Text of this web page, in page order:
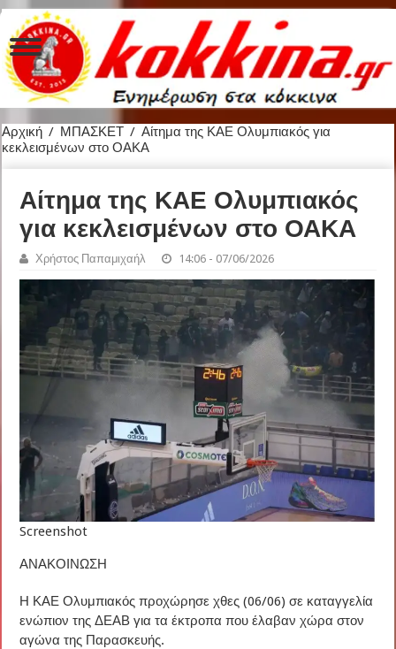
Αρχική / ΜΠΑΣΚΕΤ / Αίτημα της ΚΑΕ Ολυμπιακός για
κεκλεισμένων στο ΟΑΚΑ
Αίτημα της ΚΑΕ Ολυμπιακός
για κεκλεισμένων στο ΟΑΚΑ
Χρήστος Παπαμιχαήλ 14:06 - 07/06/2026
Screenshot
ΑΝΑΚΟΙΝΩΣΗ
Η ΚΑΕ Ολυμπιακός προχώρησε χθες (06/06) σε καταγγελία
ενώπιον της ΔΕΑΒ για τα έκτροπα που έλαβαν χώρα στον
αγώνα της Παρασκευής.